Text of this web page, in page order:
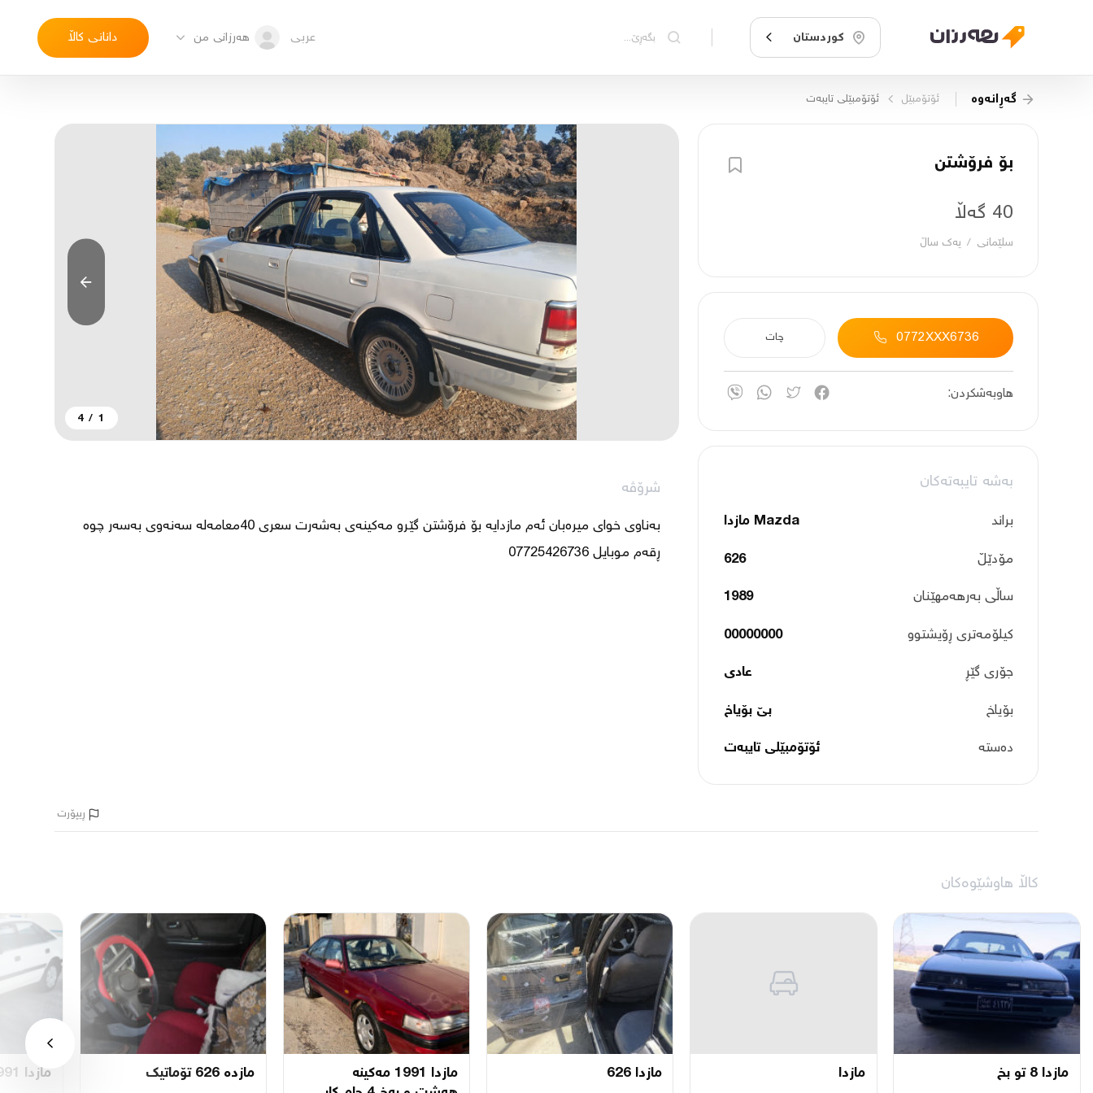
کوردستان عربی هەرزانی من دانانی کاڵا
گەڕانەوە ئۆتۆمبێل ئۆتۆمبێلی تایبه‌ت
بۆ فرۆشتن
40 گەڵا
سلێمانی / یه‌ك ساڵ
0772XXX6736 چات
هاوبەشکردن:
بەشە تایبەتەکان
براند
Mazda مازدا
مۆدێڵ
626
ساڵی بەرهەمهێنان
1989
کیلۆمەتری ڕۆیشتوو
00000000
جۆری گێڕ
عادی
بۆیاخ
بێ بۆیاخ
دەستە
ئۆتۆمبێلی تایبه‌ت
1
/
4
شرۆڤە
بەناوی خوای میرەبان ئەم مازدایە بۆ فرۆشتن گێرو مەکینەی بەشەرت سعری 40معامەلە سەنەوی بەسەر چوە
ڕقەم موبایل 07725426736
ڕیپۆرت
کاڵا هاوشێوەکان
مازدا 8 تو بخ مازدا مازدا 626
مازدا 1991 مەكینە
مازدە 626 تۆماتیك مازدا 1991